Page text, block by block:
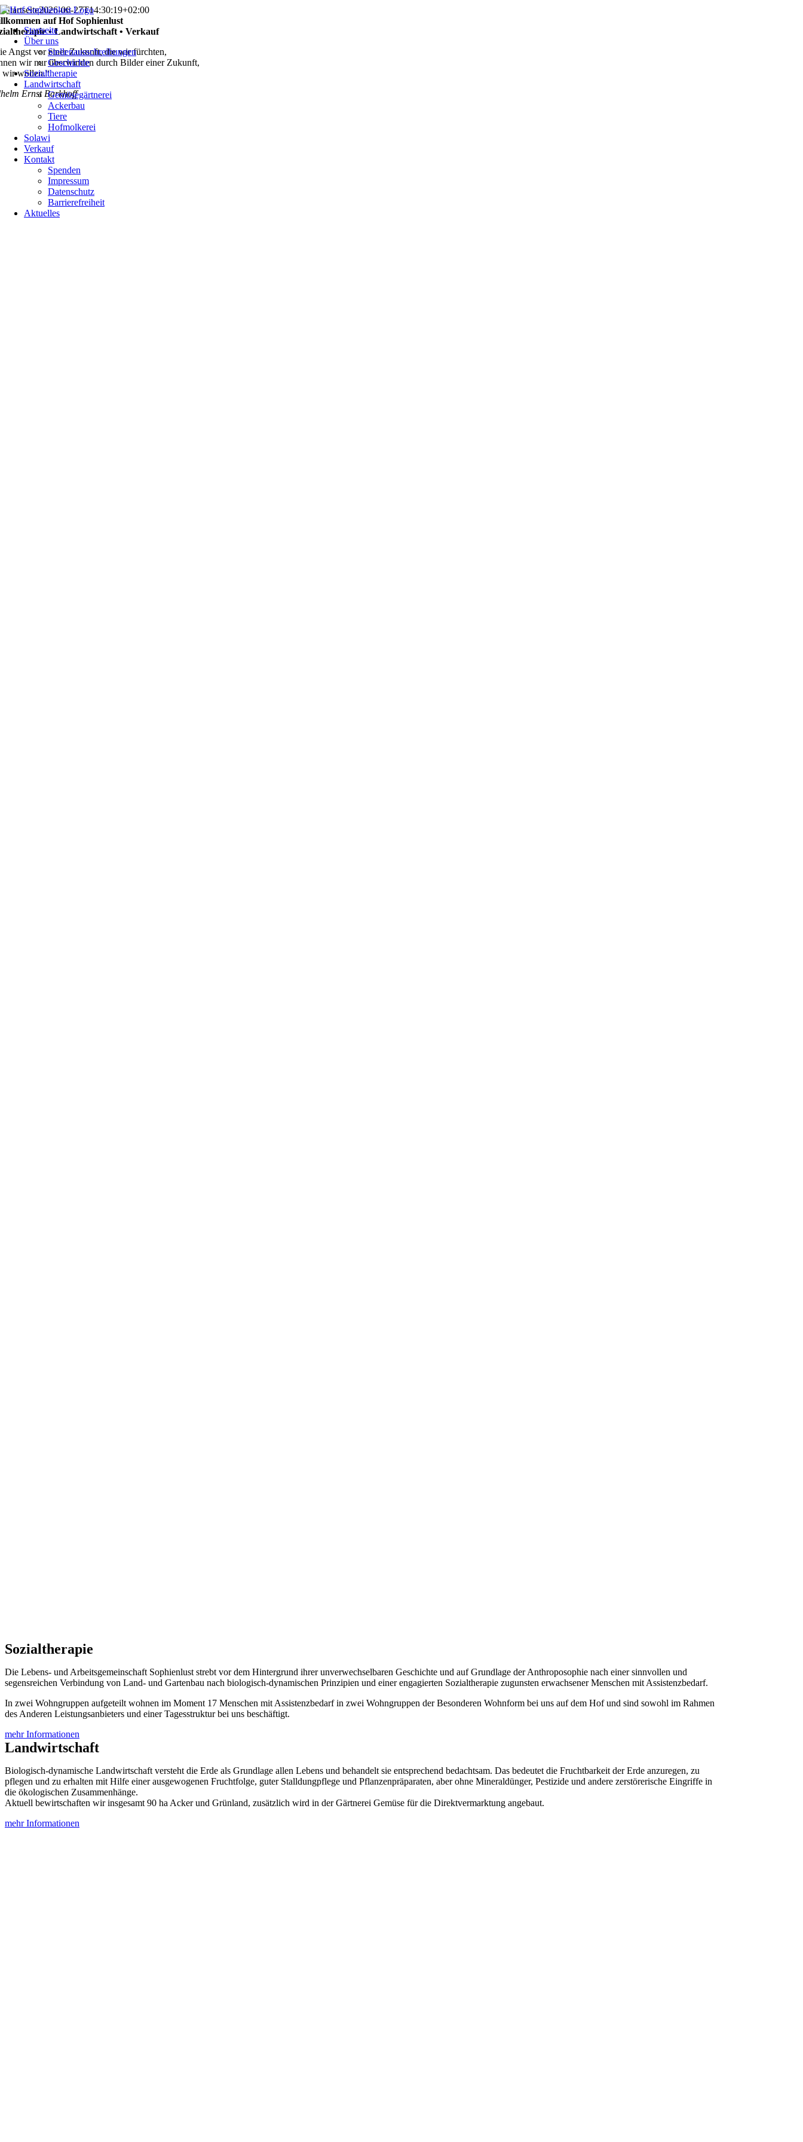
Skip
to
contentStartseite
Über uns
Stellenausschreibungen
Geschichte
Sozialtherapie
Landwirtschaft
Gemüsegärtnerei
Ackerbau
Tiere
Hofmolkerei
Solawi
Verkauf
Kontakt
Spenden
Impressum
Datenschutz
Barrierefreiheit
Aktuelles
Startseite2026-06-27T14:30:19+02:00
auf Hof Sophienlust
• Landwirtschaft • Verkauf
Angst vor einer Zukunft, die wir fürchten,
wir nur überwinden durch Bilder einer Zukunft,
wir wollen.“
Ernst Barkhoff
Sozialtherapie
Die Lebens- und Arbeitsgemeinschaft Sophienlust strebt vor dem Hintergrund ihrer unverwechselbaren Geschichte und auf Grundlage der Anthroposophie nach einer sinnvollen und
segensreichen Verbindung von Land- und Gartenbau nach biologisch-dynamischen Prinzipien und einer engagierten Sozialtherapie zugunsten erwachsener Menschen mit Assistenzbedarf.
In zwei Wohngruppen aufgeteilt wohnen im Moment 17 Menschen mit Assistenzbedarf in zwei Wohngruppen der Besonderen Wohnform bei uns auf dem Hof und sind sowohl im Rahmen
des Anderen Leistungsanbieters und einer Tagesstruktur bei uns beschäftigt.
mehr Informationen
Landwirtschaft
Biologisch-dynamische Landwirtschaft versteht die Erde als Grundlage allen Lebens und behandelt sie entsprechend bedachtsam. Das bedeutet die Fruchtbarkeit der Erde anzuregen, zu
pflegen und zu erhalten mit Hilfe einer ausgewogenen Fruchtfolge, guter Stalldungpflege und Pflanzenpräparaten, aber ohne Mineraldünger, Pestizide und andere zerstörerische Eingriffe in
die ökologischen Zusammenhänge.
Aktuell bewirtschaften wir insgesamt 90 ha Acker und Grünland, zusätzlich wird in der Gärtnerei Gemüse für die Direktvermarktung angebaut.
mehr Informationen